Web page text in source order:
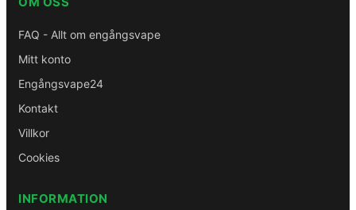
FAQ - Allt om engångsvape
Mitt konto
Engångsvape24
Kontakt
Villkor
Cookies
INFORMATION